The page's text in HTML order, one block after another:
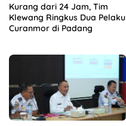
Kurang dari 24 Jam, Tim
Klewang Ringkus Dua Pelaku
Curanmor di Padang